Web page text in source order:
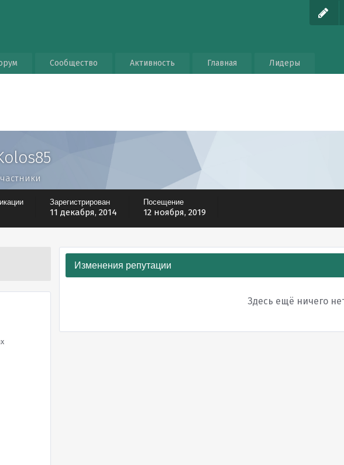
Сообщество Активность Главная Лидеры
Зарегистрирован
11 декабря, 2014
Посещение
12 ноября, 2019
Изменения репутации
Здесь ещё ничего